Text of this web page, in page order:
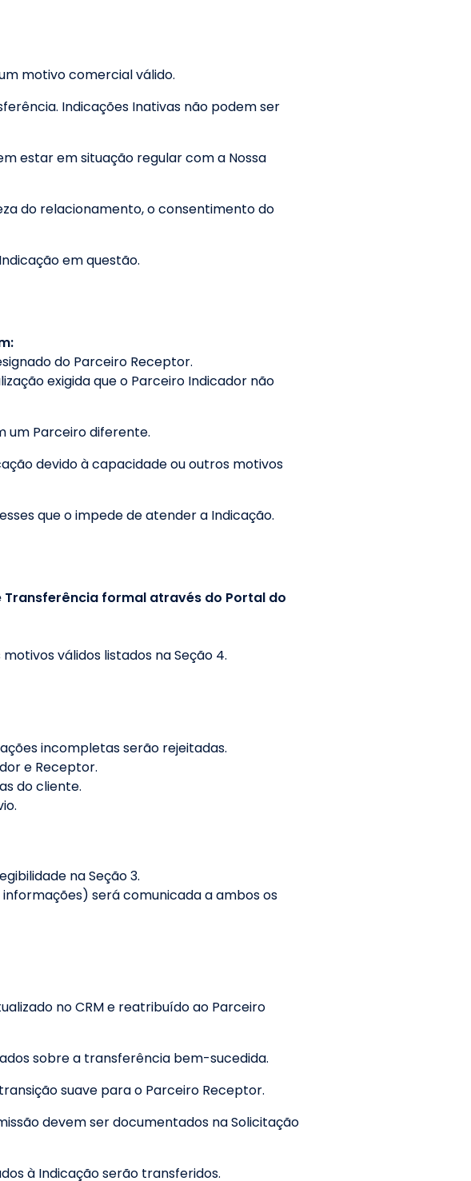
motivo comercial válido.
Indicações Inativas não podem ser
estar em situação regular com a Nossa
do relacionamento, o consentimento do
em questão.
do Parceiro Receptor.
exigida que o Parceiro Indicador não
um Parceiro diferente.
devido à capacidade ou outros motivos
que o impede de atender a Indicação.
formal através do Portal do
válidos listados na Seção 4.
incompletas serão rejeitadas.
e Receptor.
do cliente.
na Seção 3.
será comunicada a ambos os
no CRM e reatribuído ao Parceiro
sobre a transferência bem-sucedida.
suave para o Parceiro Receptor.
devem ser documentados na Solicitação
à Indicação serão transferidos.